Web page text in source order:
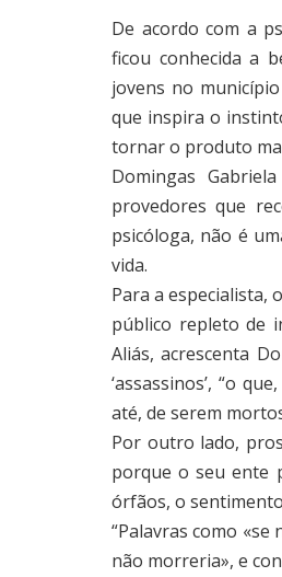
De acordo com a
ficou conhecida a
jovens no
que inspira o
tornar o produto
Domingas
provedores que
psicóloga, não é
vida.
Para a especialista,
público repleto de
Aliás, acrescenta
‘assassinos’, “o
até, de serem
Por outro lado,
porque o seu ente
órfãos, o
“Palavras como
não morreria», e